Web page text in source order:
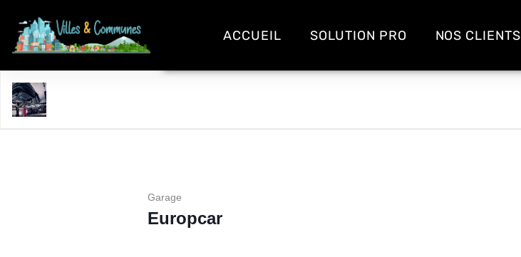
ACCUEIL SOLUTION PRO NOS CLIENTS
Garage
Europcar